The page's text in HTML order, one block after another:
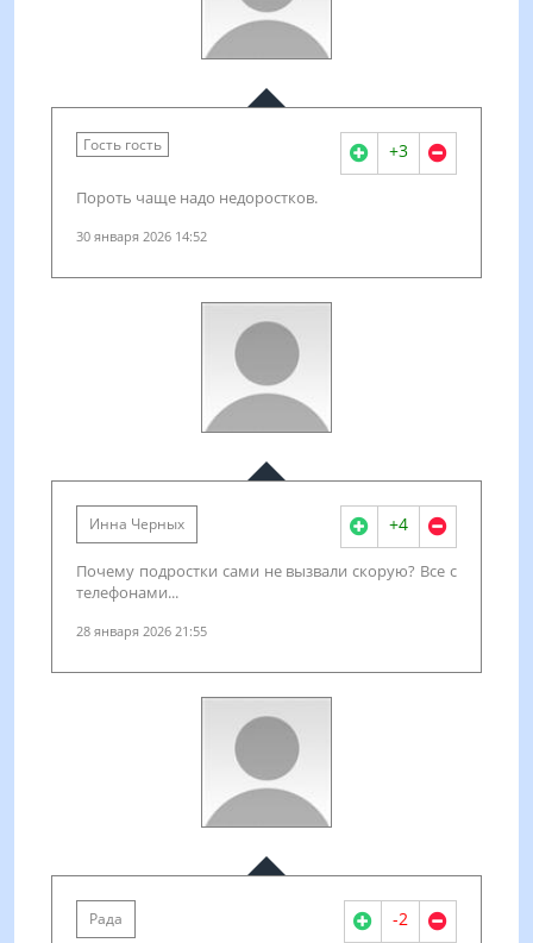
Гость гость +3
Пороть чаще надо недоростков.
30 января 2026 14:52
Инна Черных +4
Почему подростки сами не вызвали скорую? Все с
телефонами...
28 января 2026 21:55
Рада -2